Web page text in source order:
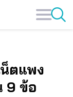
ตแพง
9 ข้อ